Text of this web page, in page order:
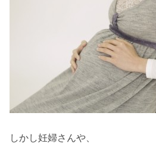
しかし妊婦さんや、